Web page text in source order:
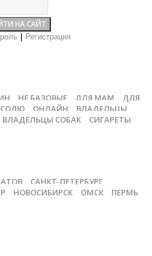
Регистрация
НЕ БАЗОВЫЕ ДЛЯ МАМ
ДЛЯ
ОНЛАЙН
ВЛАДЕЛЬЦЫ
ВЛАДЕЛЬЦЫ СОБАК СИГАРЕТЫ
САНКТ-ПЕТЕРБУРГ
НОВОСИБИРСК ОМСК
ПЕРМЬ